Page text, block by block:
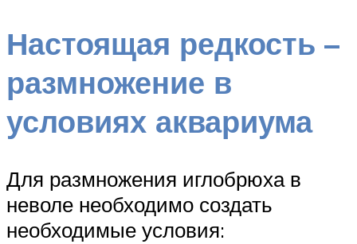
Настоящая редкость –
размножение в
условиях аквариума
Для размножения иглобрюха в
неволе необходимо создать
необходимые условия: